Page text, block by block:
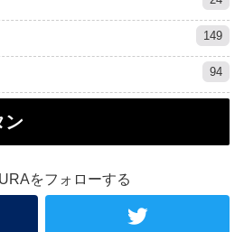
149
94
ン
をフォローする